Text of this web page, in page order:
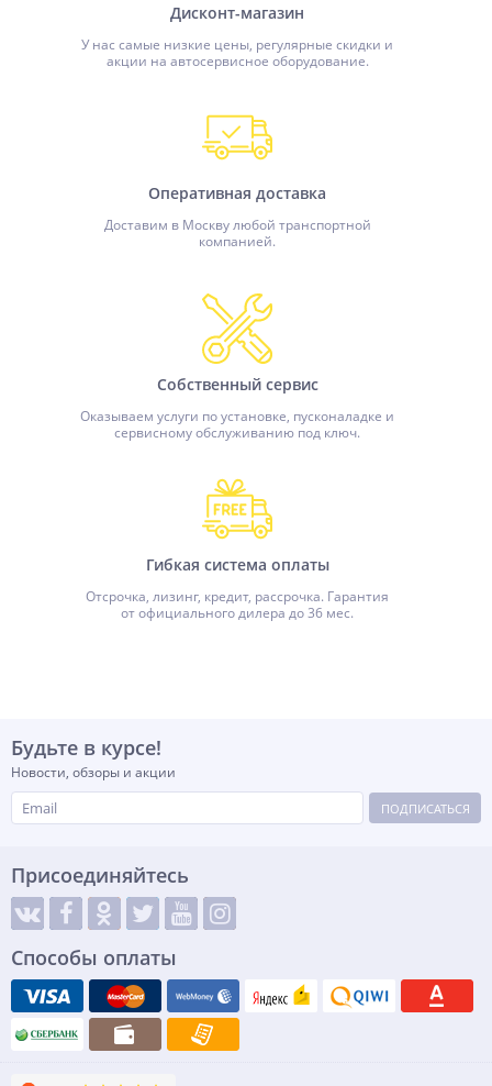
Дисконт-магазин
У нас самые низкие цены, регулярные скидки и
акции на автосервисное оборудование.
Оперативная доставка
Доставим в Москву любой транспортной
компанией.
Собственный сервис
Оказываем услуги по установке, пусконаладке и
сервисному обслуживанию под ключ.
Гибкая система оплаты
Отсрочка, лизинг, кредит, рассрочка. Гарантия
от официального дилера до 36 мес.
Будьте в курсе!
Новости, обзоры и акции
ПОДПИСАТЬСЯ
Присоединяйтесь
Способы оплаты